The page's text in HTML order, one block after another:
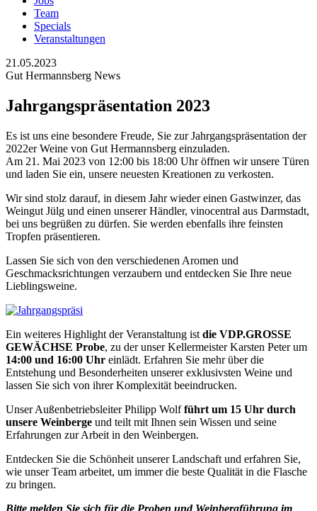
Team
Specials
Veranstaltungen
21.05.2023
Gut Hermannsberg News
Jahrgangspräsentation 2023
Es ist uns eine besondere Freude, Sie zur Jahrgangspräsentation der
2022er Weine von Gut Hermannsberg einzuladen.
Am 21. Mai 2023 von 12:00 bis 18:00 Uhr öffnen wir unsere Türen
und laden Sie ein, unsere neuesten Kreationen zu verkosten.
Wir sind stolz darauf, in diesem Jahr wieder einen Gastwinzer, das
Weingut Jülg und einen unserer Händler, vinocentral aus Darmstadt,
bei uns begrüßen zu dürfen. Sie werden ebenfalls ihre feinsten
Tropfen präsentieren.
Lassen Sie sich von den verschiedenen Aromen und
Geschmacksrichtungen verzaubern und entdecken Sie Ihre neue
Lieblingsweine.
Ein weiteres Highlight der Veranstaltung ist die VDP.GROSSE
GEWÄCHSE Probe, zu der unser Kellermeister Karsten Peter um
14:00 und 16:00 Uhr einlädt. Erfahren Sie mehr über die
Entstehung und Besonderheiten unserer exklusivsten Weine und
lassen Sie sich von ihrer Komplexität beeindrucken.
Unser Außenbetriebsleiter Philipp Wolfführt um 15 Uhr durch
unsere Weinberge und teilt mit Ihnen sein Wissen und seine
Erfahrungen zur Arbeit in den Weinbergen.
Entdecken Sie die Schönheit unserer Landschaft und erfahren Sie,
wie unser Team arbeitet, um immer die beste Qualität in die Flasche
zu bringen.
Bitte melden Sie sich für die Proben und Weinbergführung im